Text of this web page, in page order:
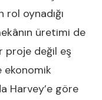
oynadığı
üretimi de
proje değil eş
ekonomik
Harvey’e göre